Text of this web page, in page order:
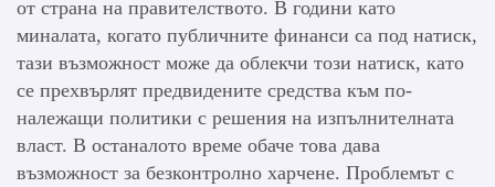
от страна на правителството. В години като
миналата, когато публичните финанси са под натиск,
тази възможност може да облекчи този натиск, като
се прехвърлят предвидените средства към по-
належащи политики с решения на изпълнителната
власт. В останалото време обаче това дава
възможност за безконтролно харчене. Проблемът с